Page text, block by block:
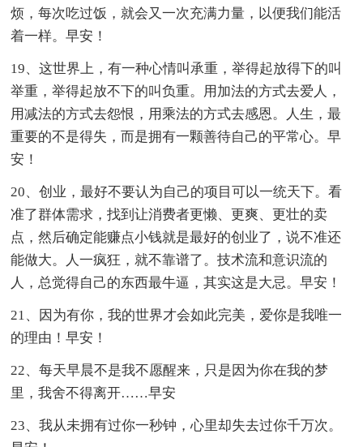
烦，每次吃过饭，就会又一次充满力量，以便我们能活
着一样。早安！
19、这世界上，有一种心情叫承重，举得起放得下的叫
举重，举得起放不下的叫负重。用加法的方式去爱人，
用减法的方式去怨恨，用乘法的方式去感恩。人生，最
重要的不是得失，而是拥有一颗善待自己的平常心。早
安！
20、创业，最好不要认为自己的项目可以一统天下。看
准了群体需求，找到让消费者更懒、更爽、更壮的卖
点，然后确定能赚点小钱就是最好的创业了，说不准还
能做大。人一疯狂，就不靠谱了。技术流和意识流的
人，总觉得自己的东西最牛逼，其实这是大忌。早安！
21、因为有你，我的世界才会如此完美，爱你是我唯一
的理由！早安！
22、每天早晨不是我不愿醒来，只是因为你在我的梦
里，我舍不得离开……早安
23、我从未拥有过你一秒钟，心里却失去过你千万次。